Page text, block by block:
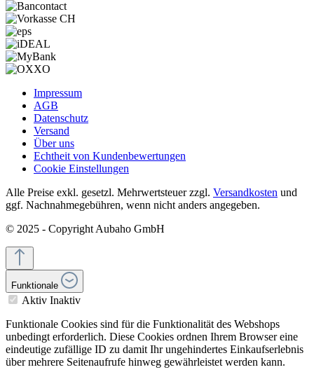
Impressum
AGB
Datenschutz
Versand
Über uns
Echtheit von Kundenbewertungen
Cookie Einstellungen
Alle Preise exkl. gesetzl. Mehrwertsteuer zzgl. Versandkosten und
ggf. Nachnahmegebühren, wenn nicht anders angegeben.
© 2025 - Copyright Aubaho GmbH
Funktionale
Aktiv Inaktiv
Funktionale Cookies sind für die Funktionalität des Webshops
unbedingt erforderlich. Diese Cookies ordnen Ihrem Browser eine
eindeutige zufällige ID zu damit Ihr ungehindertes Einkaufserlebnis
über mehrere Seitenaufrufe hinweg gewährleistet werden kann.